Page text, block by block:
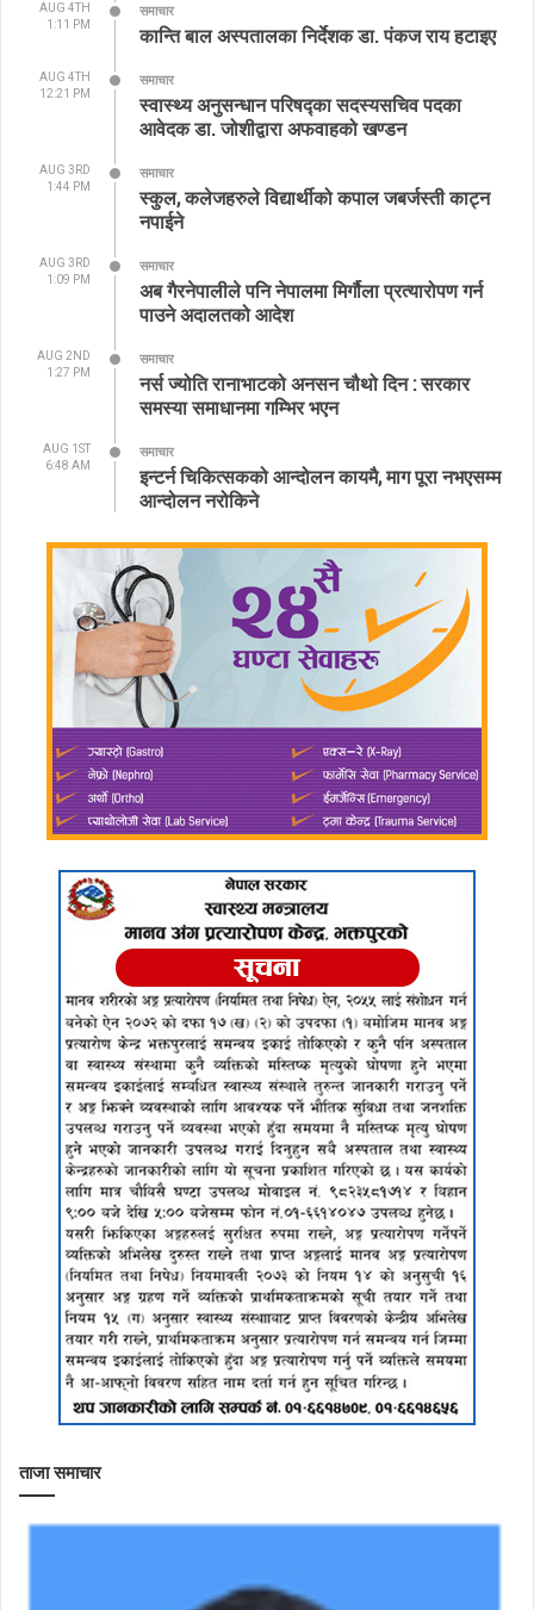
AUG 4TH
1:11 PM
समाचार
कान्ति बाल अस्पतालका निर्देशक डा. पंकज राय हटाइए
AUG 4TH
12:21 PM
समाचार
स्वास्थ्य अनुसन्धान परिषद्का सदस्यसचिव पदका
आवेदक डा. जोशीद्वारा अफवाहको खण्डन
AUG 3RD
1:44 PM
समाचार
स्कुल, कलेजहरुले विद्यार्थीको कपाल जबर्जस्ती काट्न
नपाईने
AUG 3RD
1:09 PM
समाचार
अब गैरनेपालीले पनि नेपालमा मिर्गौला प्रत्यारोपण गर्न
पाउने अदालतको आदेश
AUG 2ND
1:27 PM
समाचार
नर्स ज्योति रानाभाटको अनसन चौथो दिन : सरकार
समस्या समाधानमा गम्भिर भएन
AUG 1ST
6:48 AM
समाचार
इन्टर्न चिकित्सकको आन्दोलन कायमै, माग पूरा नभएसम्म
आन्दोलन नरोकिने
ताजा समाचार